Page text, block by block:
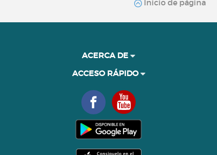
Inicio de página
ACERCA DE
ACCESO RÁPIDO